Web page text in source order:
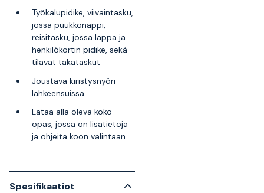
Työkalupidike, viivaintasku,
jossa puukkonappi,
reisitasku, jossa läppä ja
henkilökortin pidike, sekä
tilavat takataskut
Joustava kiristysnyöri
lahkeensuissa
Lataa alla oleva koko-
opas, jossa on lisätietoja
ja ohjeita koon valintaan
Spesifikaatiot